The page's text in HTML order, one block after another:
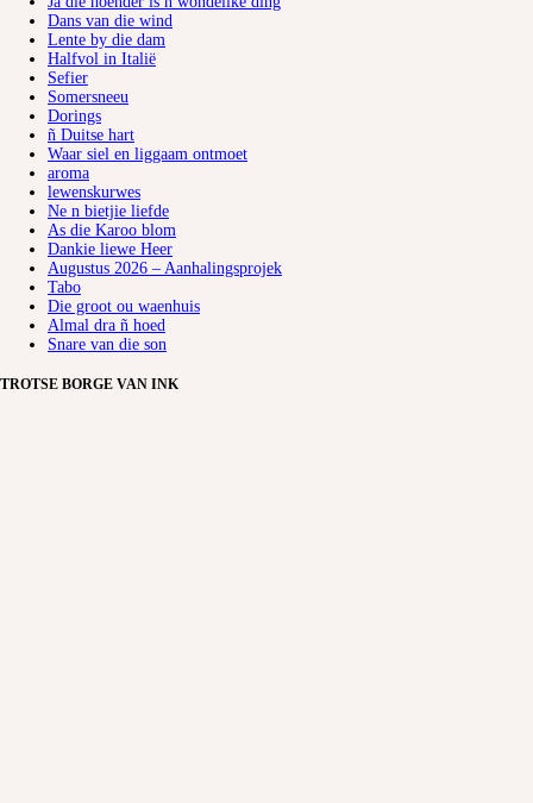
Dans van die wind
Lente by die dam
Halfvol in Italië
Sefier
Somersneeu
Dorings
ñ Duitse hart
Waar siel en liggaam ontmoet
aroma
lewenskurwes
Ne n bietjie liefde
As die Karoo blom
Dankie liewe Heer
Augustus 2026 – Aanhalingsprojek
Tabo
Die groot ou waenhuis
Almal dra ñ hoed
Snare van die son
TROTSE BORGE VAN INK